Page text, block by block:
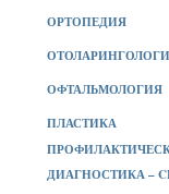
ОРТОПЕДИЯ
ОФТАЛЬМОЛОГИЯ
ПЛАСТИКА
ДИАГНОСТИКА –